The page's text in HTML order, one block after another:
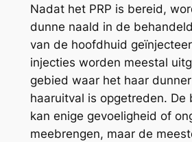
Nadat het PRP is bereid,
dunne naald in de
van de hoofdhuid
injecties worden meestal
gebied waar het haar
haaruitval is opgetreden. De
kan enige gevoeligheid of
meebrengen, maar de